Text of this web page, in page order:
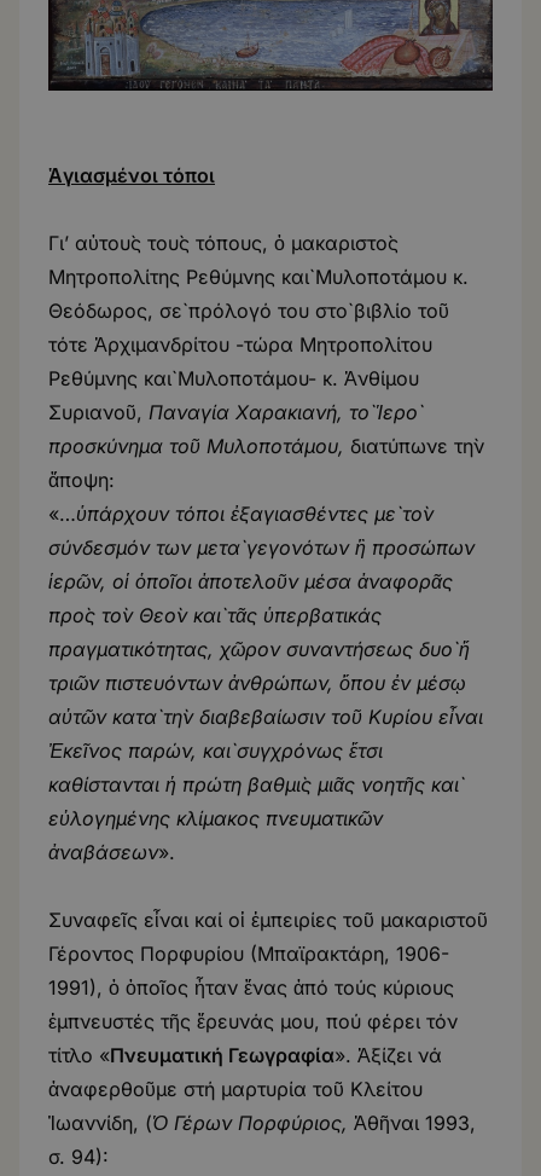
Ἁγιασμένοι τόποι
Γι’ αὐτοὺς τοὺς τόπους, ὁ μακαριστὸς
Μητροπολίτης Ρεθύμνης καὶ Μυλοποτάμου κ.
Θεόδωρος, σὲ πρόλογό του στὸ βιβλίο τοῦ
τότε Ἀρχιμανδρίτου -τώρα Μητροπολίτου
Ρεθύμνης καὶ Μυλοποτάμου- κ. Ἀνθίμου
Συριανοῦ, Παναγία Χαρακιανή, τὸ Ἱερὸ
προσκύνημα τοῦ Μυλοποτάμου, διατύπωνε τὴν
ἄποψη:
«…ὑπάρχουν τόποι ἐξαγιασθέντες μὲ τὸν
σύνδεσμόν των μετὰ γεγονότων ἢ προσώπων
ἱερῶν, οἱ ὁποῖοι ἀποτελοῦν μέσα ἀναφορᾶς
πρὸς τὸν Θεὸν καὶ τᾶς ὑπερβατικάς
πραγματικότητας, χῶρον συναντήσεως δυὸ ἤ
τριῶν πιστευόντων ἀνθρώπων, ὅπου ἐν μέσῳ
αὐτῶν κατὰ τὴν διαβεβαίωσιν τοῦ Κυρίου εἶναι
Ἐκεῖνος παρών, καὶ συγχρόνως ἔτσι
καθίστανται ἡ πρώτη βαθμὶς μιᾶς νοητῆς καὶ
εὐλογημένης κλίμακος πνευματικῶν
ἀναβάσεων».
Συναφεῖς εἶναι καί οἱ ἐμπειρίες τοῦ μακαριστοῦ
Γέροντος Πορφυρίου (Μπαϊρακτάρη, 1906-
1991), ὁ ὁποῖος ἦταν ἕνας ἀπό τούς κύριους
ἐμπνευστές τῆς ἔρευνάς μου, πού φέρει τόν
τίτλο «Πνευματική Γεωγραφία». Ἀξίζει νά
ἀναφερθοῦμε στή μαρτυρία τοῦ Κλείτου
Ἰωαννίδη, (Ὁ Γέρων Πορφύριος, Ἀθῆναι 1993,
σ. 94):